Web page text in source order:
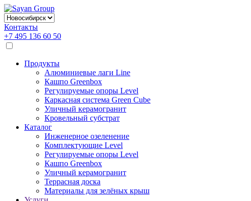
Контакты
+7 495 136 60 50
Продукты
Алюминиевые лаги Line
Кашпо Greenbox
Регулируемые опоры Level
Каркасная система Green Cube
Уличный керамогранит
Кровельный субстрат
Каталог
Инженерное озеленение
Комплектующие Level
Регулируемые опоры Level
Кашпо Greenbox
Уличный керамогранит
Террасная доска
Материалы для зелёных крыш